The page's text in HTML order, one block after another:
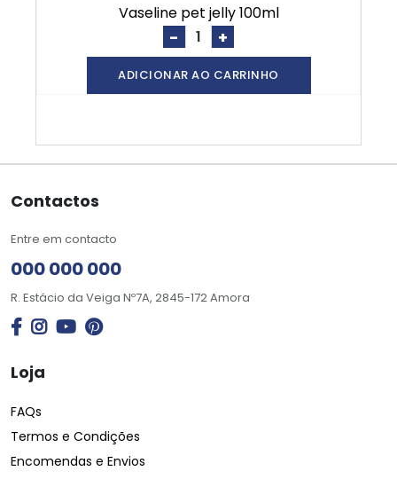
vaseline pet jelly 100ml
- +
ADICIONAR AO CARRINHO
Contactos
Entre em contacto
000 000 000
R. Estácio da Veiga Nº7A, 2845-172 Amora
Loja
FAQs
Termos e Condições
Encomendas e Envios